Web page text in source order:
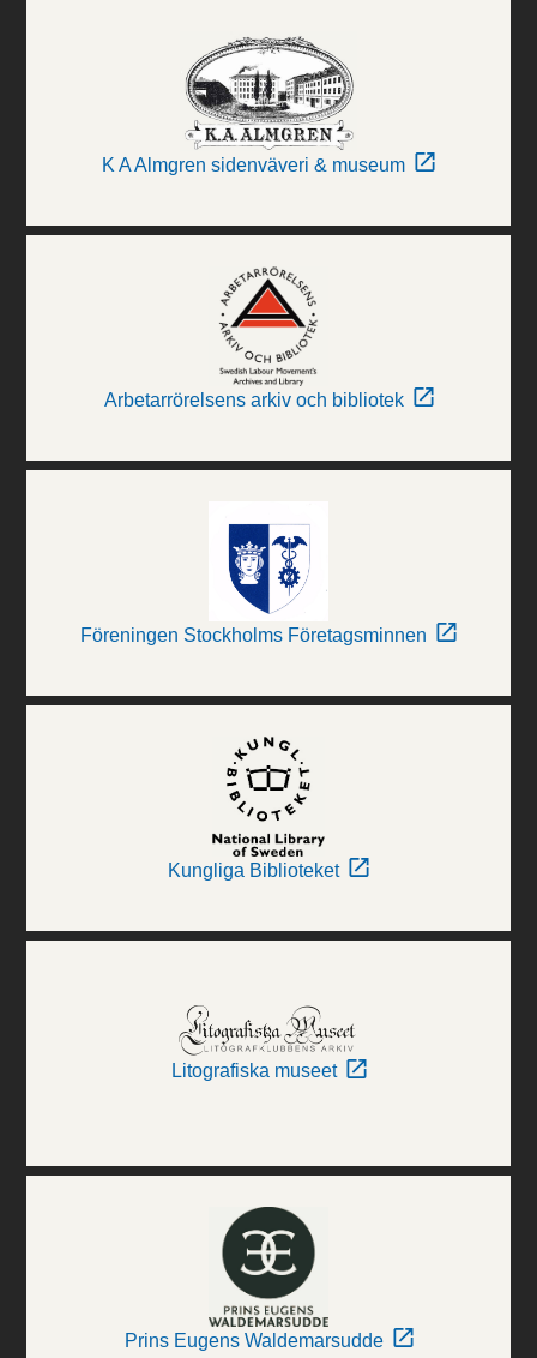
K A Almgren sidenväveri & museum
Arbetarrörelsens arkiv och bibliotek
Föreningen Stockholms Företagsminnen
Kungliga Biblioteket
Litografiska museet
Prins Eugens Waldemarsudde